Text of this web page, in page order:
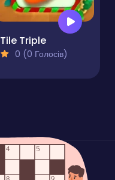
Tile Triple
0 (0 Голосів)